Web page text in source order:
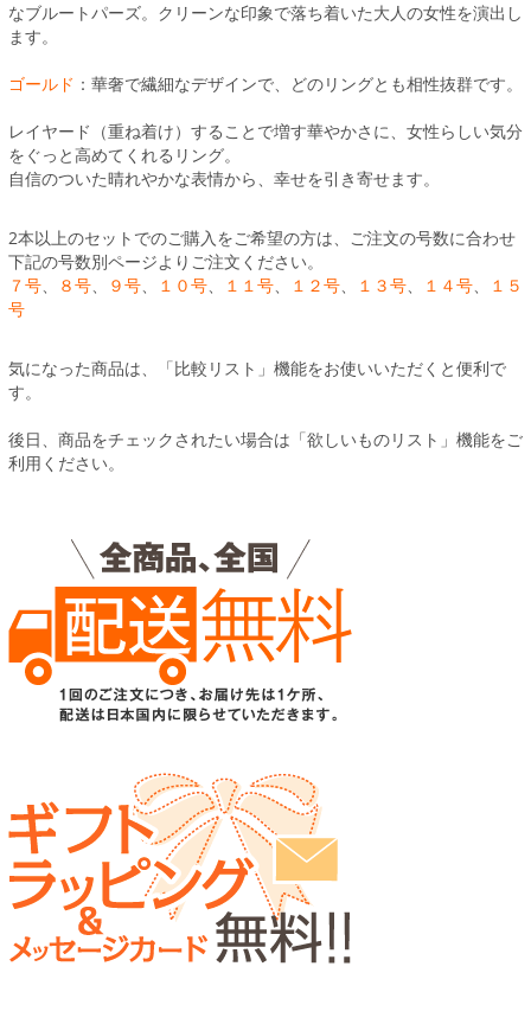
なブルートパーズ。クリーンな印象で落ち着いた大人の女性を演出し
ます。
ゴールド ：華奢で繊細なデザインで、どのリングとも相性抜群です。
レイヤード（重ね着け）することで増す華やかさに、女性らしい気分
をぐっと高めてくれるリング。
自信のついた晴れやかな表情から、幸せを引き寄せます。
2本以上のセットでのご購入をご希望の方は、ご注文の号数に合わせ
下記の号数別ページよりご注文ください。
７号
８号 ９号 １０号 １１号 １２号 １３号 １４号
１５
号
気になった商品は、「比較リスト」機能をお使いいただくと便利で
す。
後日、商品をチェックされたい場合は「欲しいものリスト」機能をご
利用ください。